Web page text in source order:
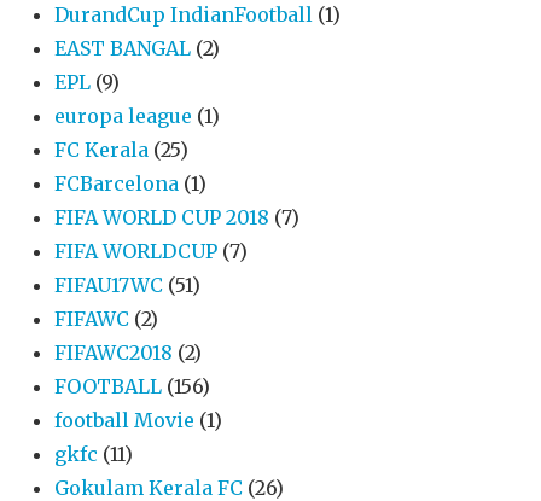
DurandCup IndianFootball (1)
EAST BANGAL (2)
EPL (9)
europa league (1)
FC Kerala (25)
FCBarcelona (1)
FIFA WORLD CUP 2018 (7)
FIFA WORLDCUP (7)
FIFAU17WC (51)
FIFAWC (2)
FIFAWC2018 (2)
FOOTBALL (156)
football Movie (1)
gkfc (11)
Gokulam Kerala FC (26)